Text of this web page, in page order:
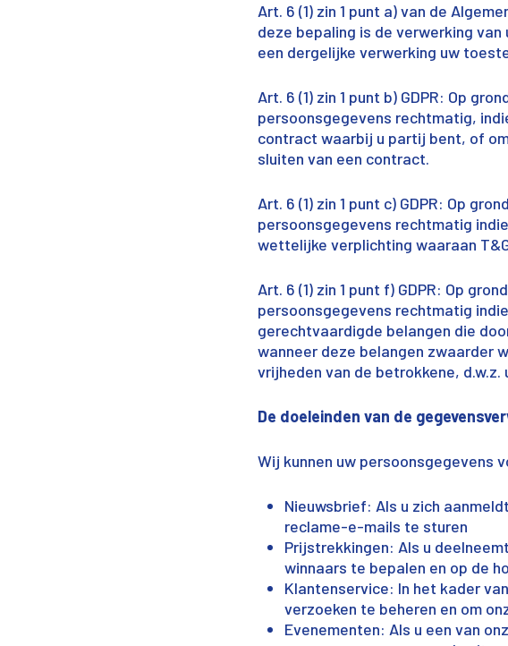
Art. 6 (1) zin 1 punt a) van de
deze bepaling is de verwerking
een dergelijke verwerking uw
Art. 6 (1) zin 1 punt b) GDPR: Op
persoonsgegevens rechtmatig,
contract waarbij u partij bent, of
sluiten van een contract.
Art. 6 (1) zin 1 punt c) GDPR: Op
persoonsgegevens rechtmatig
wettelijke verplichting waaraan
Art. 6 (1) zin 1 punt f) GDPR: Op
persoonsgegevens rechtmatig
gerechtvaardigde belangen die
wanneer deze belangen zwaarder
vrijheden van de betrokkene, d.w.z.
De doeleinden van de
Wij kunnen uw persoonsgegevens
Nieuwsbrief: Als u zich
reclame-e-mails te sturen
Prijstrekkingen: Als u
winnaars te bepalen en op de
Klantenservice: In het kader
verzoeken te beheren en om
Evenementen: Als u een van